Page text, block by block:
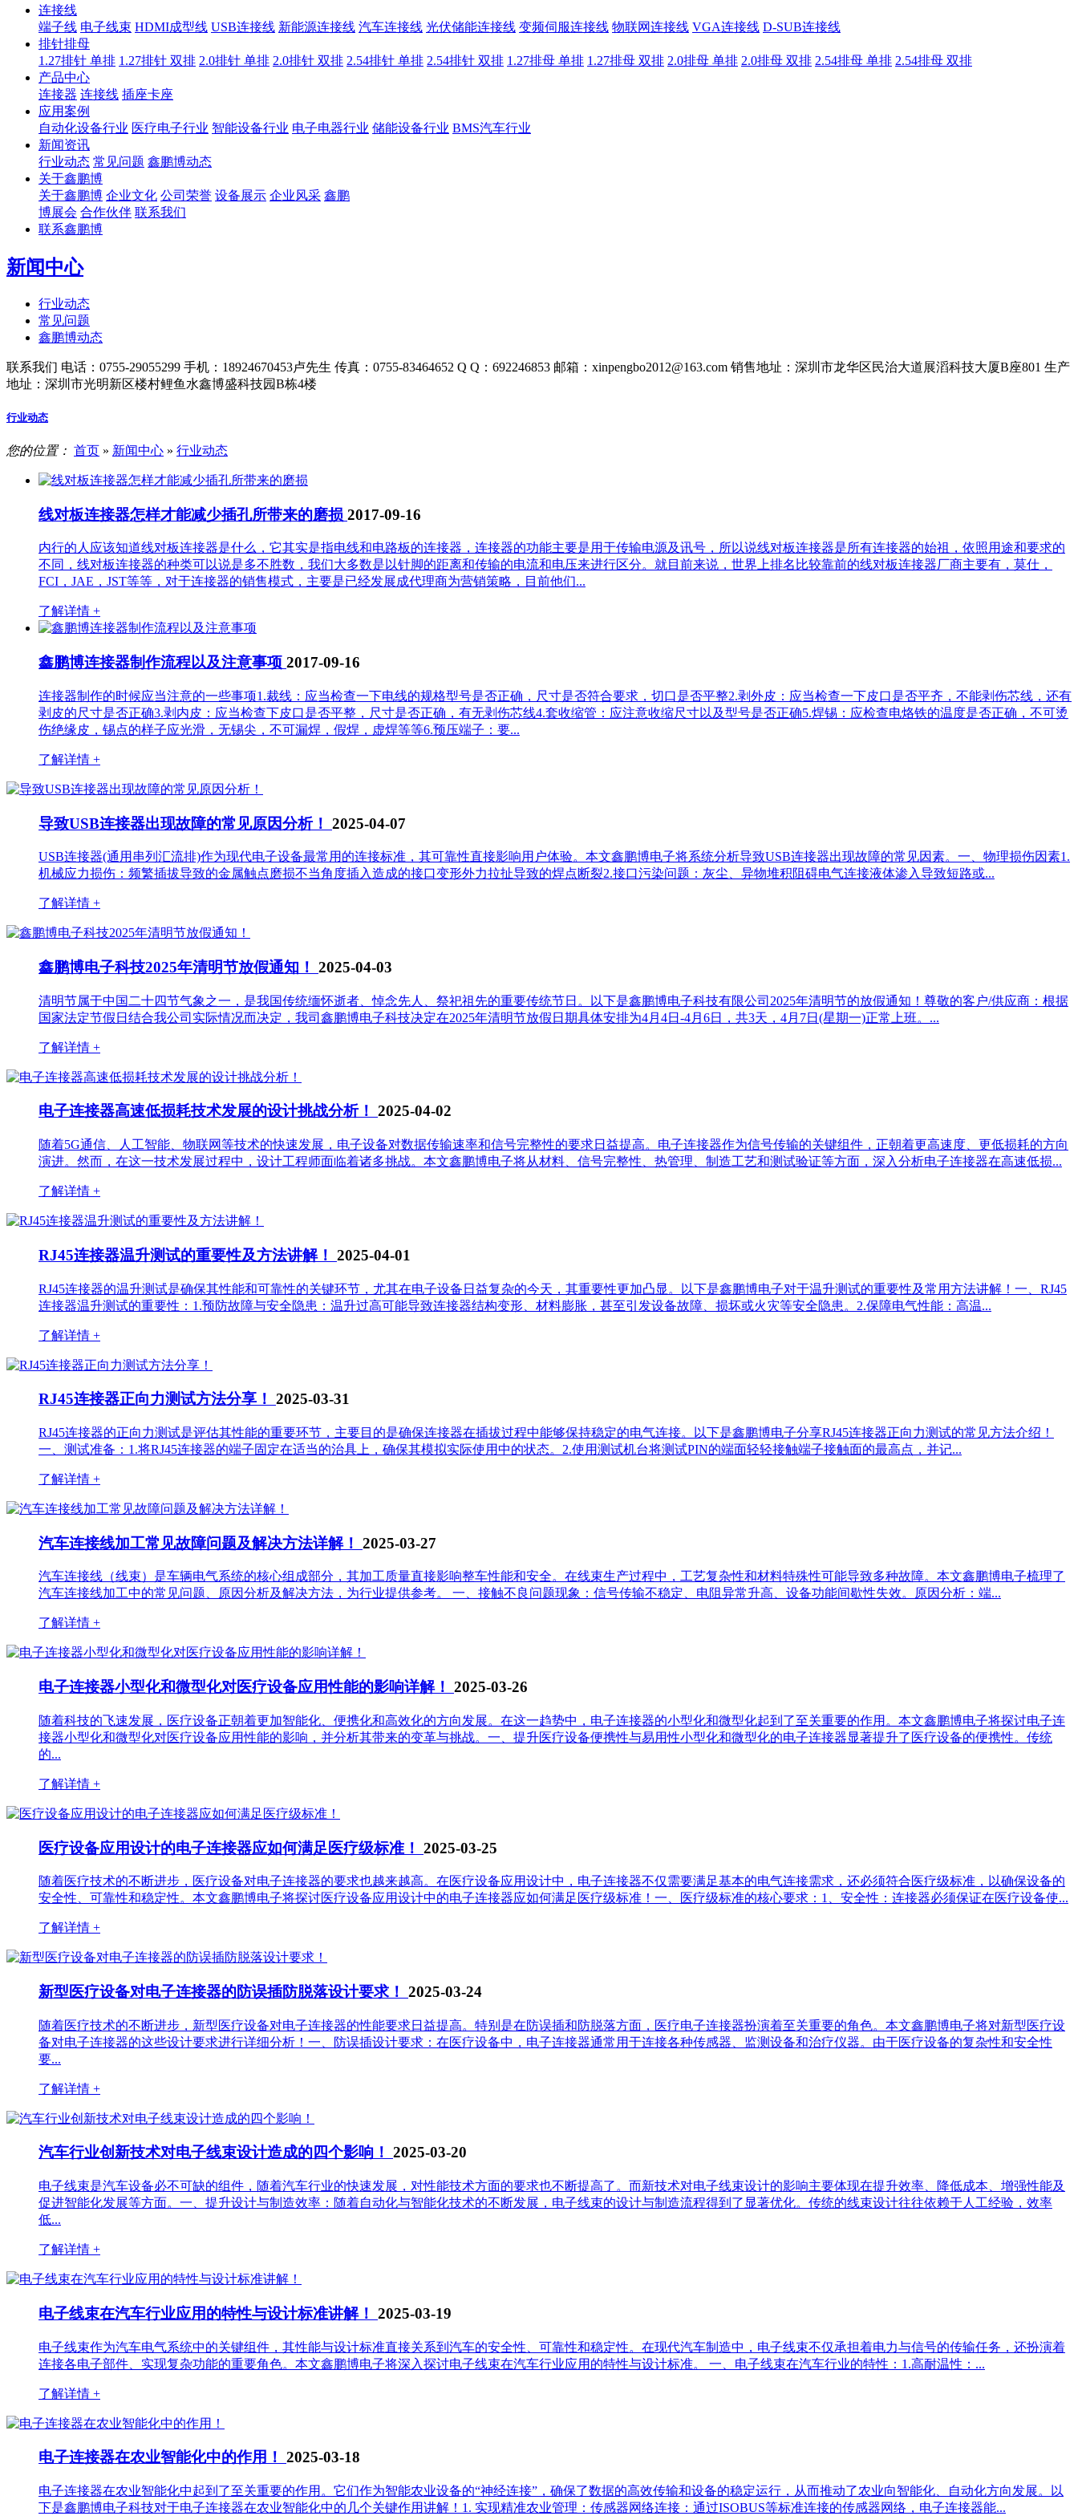
连接线
端子线 电子线束 HDMI成型线 USB连接线 新能源连接线 汽车连接线 光伏储能连接线 变频伺服连接线 物联网连接线 VGA连接线 D-SUB连接线
排针排母
1.27排针 单排 1.27排针 双排 2.0排针 单排 2.0排针 双排 2.54排针 单排 2.54排针 双排 1.27排母 单排 1.27排母 双排 2.0排母 单排 2.0排母 双排 2.54排母 单排 2.54排母 双排
产品中心
连接器 连接线 插座卡座
应用案例
自动化设备行业 医疗电子行业 智能设备行业 电子电器行业 储能设备行业 BMS汽车行业
新闻资讯
行业动态 常见问题 鑫鹏博动态
关于鑫鹏博
关于鑫鹏博 企业文化 公司荣誉 设备展示 企业风采 鑫鹏
博展会 合作伙伴 联系我们
联系鑫鹏博
新闻中心
行业动态
常见问题
鑫鹏博动态
联系我们 电话：0755-29055299 手机：18924670453卢先生 传真：0755-83464652 Q Q：692246853 邮箱：xinpengbo2012@163.com 销售地址：深圳市龙华区民治大道展滔科技大厦B座801 生产
地址：深圳市光明新区楼村鲤鱼水鑫博盛科技园B栋4楼
行业动态
您的位置： 首页 » 新闻中心 » 行业动态
线对板连接器怎样才能减少插孔所带来的磨损 2017-09-16
内行的人应该知道线对板连接器是什么，它其实是指电线和电路板的连接器，连接器的功能主要是用于传输电源及讯号，所以说线对板连接器是所有连接器的始祖，依照用途和要求的
不同，线对板连接器的种类可以说是多不胜数，我们大多数是以针脚的距离和传输的电流和电压来进行区分。就目前来说，世界上排名比较靠前的线对板连接器厂商主要有，莫仕，
FCI，JAE，JST等等，对于连接器的销售模式，主要是已经发展成代理商为营销策略，目前他们...
了解详情 +
鑫鹏博连接器制作流程以及注意事项 2017-09-16
连接器制作的时候应当注意的一些事项1.裁线：应当检查一下电线的规格型号是否正确，尺寸是否符合要求，切口是否平整2.剥外皮：应当检查一下皮口是否平齐，不能剥伤芯线，还有
剥皮的尺寸是否正确3.剥内皮：应当检查下皮口是否平整，尺寸是否正确，有无剥伤芯线4.套收缩管：应注意收缩尺寸以及型号是否正确5.焊锡：应检查电烙铁的温度是否正确，不可烫
伤绝缘皮，锡点的样子应光滑，无锡尖，不可漏焊，假焊，虚焊等等6.预压端子：要...
了解详情 +
导致USB连接器出现故障的常见原因分析！ 2025-04-07
USB连接器(通用串列汇流排)作为现代电子设备最常用的连接标准，其可靠性直接影响用户体验。本文鑫鹏博电子将系统分析导致USB连接器出现故障的常见因素。一、物理损伤因素1.
机械应力损伤：频繁插拔导致的金属触点磨损不当角度插入造成的接口变形外力拉扯导致的焊点断裂2.接口污染问题：灰尘、异物堆积阻碍电气连接液体渗入导致短路或...
了解详情 +
鑫鹏博电子科技2025年清明节放假通知！ 2025-04-03
清明节属于中国二十四节气象之一，是我国传统缅怀逝者、悼念先人、祭祀祖先的重要传统节日。以下是鑫鹏博电子科技有限公司2025年清明节的放假通知！尊敬的客户/供应商：根据
国家法定节假日结合我公司实际情况而决定，我司鑫鹏博电子科技决定在2025年清明节放假日期具体安排为4月4日-4月6日，共3天，4月7日(星期一)正常上班。...
了解详情 +
电子连接器高速低损耗技术发展的设计挑战分析！ 2025-04-02
随着5G通信、人工智能、物联网等技术的快速发展，电子设备对数据传输速率和信号完整性的要求日益提高。电子连接器作为信号传输的关键组件，正朝着更高速度、更低损耗的方向
演进。然而，在这一技术发展过程中，设计工程师面临着诸多挑战。本文鑫鹏博电子将从材料、信号完整性、热管理、制造工艺和测试验证等方面，深入分析电子连接器在高速低损...
了解详情 +
RJ45连接器温升测试的重要性及方法讲解！ 2025-04-01
RJ45连接器的温升测试是确保其性能和可靠性的关键环节，尤其在电子设备日益复杂的今天，其重要性更加凸显。以下是鑫鹏博电子对于温升测试的重要性及常用方法讲解！一、RJ45
连接器温升测试的重要性：1.预防故障与安全隐患：温升过高可能导致连接器结构变形、材料膨胀，甚至引发设备故障、损坏或火灾等安全隐患。2.保障电气性能：高温...
了解详情 +
RJ45连接器正向力测试方法分享！ 2025-03-31
RJ45连接器的正向力测试是评估其性能的重要环节，主要目的是确保连接器在插拔过程中能够保持稳定的电气连接。以下是鑫鹏博电子分享RJ45连接器正向力测试的常见方法介绍！
一、测试准备：1.将RJ45连接器的端子固定在适当的治具上，确保其模拟实际使用中的状态。2.使用测试机台将测试PIN的端面轻轻接触端子接触面的最高点，并记...
了解详情 +
汽车连接线加工常见故障问题及解决方法详解！ 2025-03-27
汽车连接线（线束）是车辆电气系统的核心组成部分，其加工质量直接影响整车性能和安全。在线束生产过程中，工艺复杂性和材料特殊性可能导致多种故障。本文鑫鹏博电子梳理了
汽车连接线加工中的常见问题、原因分析及解决方法，为行业提供参考。 一、接触不良问题现象：信号传输不稳定、电阻异常升高、设备功能间歇性失效。原因分析：端...
了解详情 +
电子连接器小型化和微型化对医疗设备应用性能的影响详解！ 2025-03-26
随着科技的飞速发展，医疗设备正朝着更加智能化、便携化和高效化的方向发展。在这一趋势中，电子连接器的小型化和微型化起到了至关重要的作用。本文鑫鹏博电子将探讨电子连
接器小型化和微型化对医疗设备应用性能的影响，并分析其带来的变革与挑战。一、提升医疗设备便携性与易用性小型化和微型化的电子连接器显著提升了医疗设备的便携性。传统
的...
了解详情 +
医疗设备应用设计的电子连接器应如何满足医疗级标准！ 2025-03-25
随着医疗技术的不断进步，医疗设备对电子连接器的要求也越来越高。在医疗设备应用设计中，电子连接器不仅需要满足基本的电气连接需求，还必须符合医疗级标准，以确保设备的
安全性、可靠性和稳定性。本文鑫鹏博电子将探讨医疗设备应用设计中的电子连接器应如何满足医疗级标准！一、医疗级标准的核心要求：1、安全性：连接器必须保证在医疗设备使...
了解详情 +
新型医疗设备对电子连接器的防误插防脱落设计要求！ 2025-03-24
随着医疗技术的不断进步，新型医疗设备对电子连接器的性能要求日益提高。特别是在防误插和防脱落方面，医疗电子连接器扮演着至关重要的角色。本文鑫鹏博电子将对新型医疗设
备对电子连接器的这些设计要求进行详细分析！一、防误插设计要求：在医疗设备中，电子连接器通常用于连接各种传感器、监测设备和治疗仪器。由于医疗设备的复杂性和安全性
要...
了解详情 +
汽车行业创新技术对电子线束设计造成的四个影响！ 2025-03-20
电子线束是汽车设备必不可缺的组件，随着汽车行业的快速发展，对性能技术方面的要求也不断提高了。而新技术对电子线束设计的影响主要体现在提升效率、降低成本、增强性能及
促进智能化发展等方面。一、提升设计与制造效率：随着自动化与智能化技术的不断发展，电子线束的设计与制造流程得到了显著优化。传统的线束设计往往依赖于人工经验，效率
低...
了解详情 +
电子线束在汽车行业应用的特性与设计标准讲解！ 2025-03-19
电子线束作为汽车电气系统中的关键组件，其性能与设计标准直接关系到汽车的安全性、可靠性和稳定性。在现代汽车制造中，电子线束不仅承担着电力与信号的传输任务，还扮演着
连接各电子部件、实现复杂功能的重要角色。本文鑫鹏博电子将深入探讨电子线束在汽车行业应用的特性与设计标准。 一、电子线束在汽车行业的特性：1.高耐温性：...
了解详情 +
电子连接器在农业智能化中的作用！ 2025-03-18
电子连接器在农业智能化中起到了至关重要的作用。它们作为智能农业设备的“神经连接”，确保了数据的高效传输和设备的稳定运行，从而推动了农业向智能化、自动化方向发展。以
下是鑫鹏博电子科技对于电子连接器在农业智能化中的几个关键作用讲解！1. 实现精准农业管理：传感器网络连接：通过ISOBUS等标准连接的传感器网络，电子连接器能...